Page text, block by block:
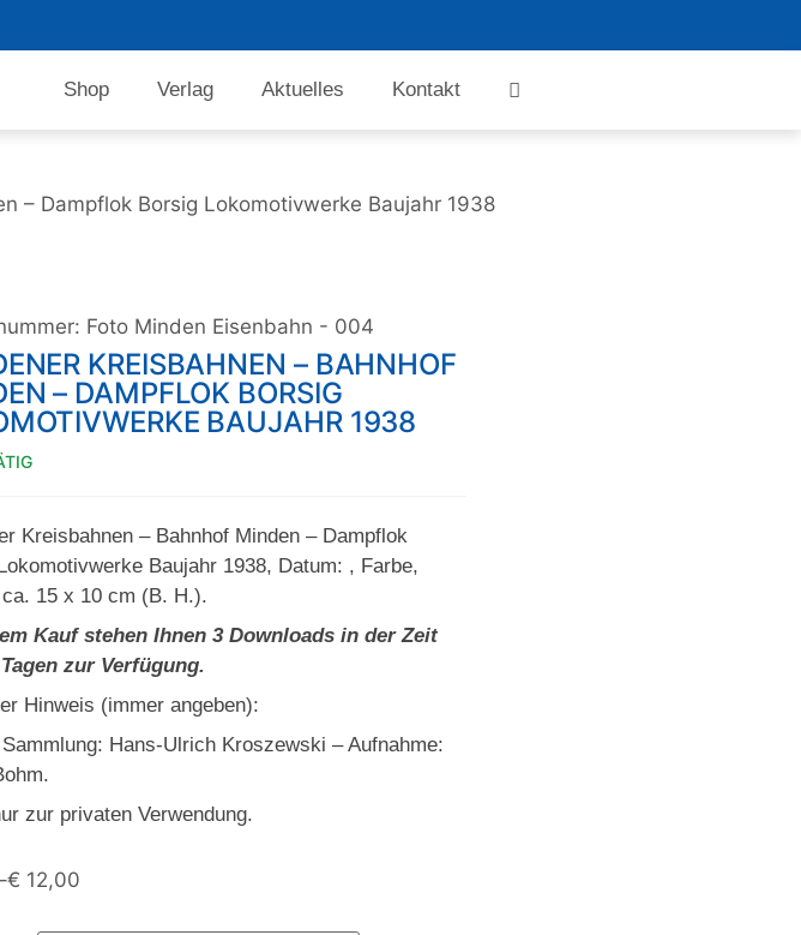
Shop Verlag Aktuelles Kontakt
– Dampflok Borsig Lokomotivwerke Baujahr 1938
Foto Minden Eisenbahn - 004
KREISBAHNEN – BAHNHOF
– DAMPFLOK BORSIG
BAUJAHR 1938
Kreisbahnen – Bahnhof Minden – Dampflok
Baujahr 1938, Datum: , Farbe,
15 x 10 cm (B. H.).
Kauf stehen Ihnen 3 Downloads in der Zeit
zur Verfügung.
Hinweis (immer angeben):
Hans-Ulrich Kroszewski – Aufnahme:
zur privaten Verwendung.
€ 12,00